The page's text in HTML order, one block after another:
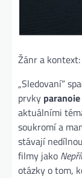
Žánr a kontext:
„Sledovaní“
prvky
aktuálními
soukromí a
stávají
filmy jako
otázky o tom,